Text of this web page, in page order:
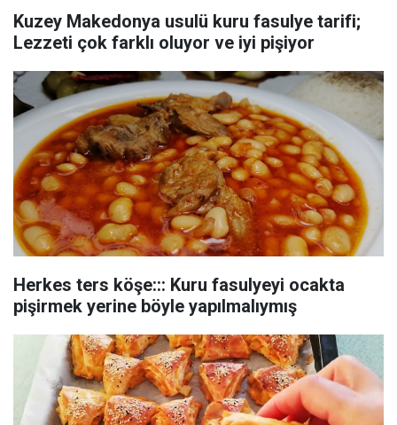
Kuzey Makedonya usulü kuru fasulye tarifi;
Lezzeti çok farklı oluyor ve iyi pişiyor
Herkes ters köşe::: Kuru fasulyeyi ocakta
pişirmek yerine böyle yapılmalıymış